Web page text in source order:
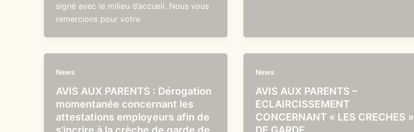
signé avec le milieu d’accueil. Nous vous
remercions pour votre
News
AVIS AUX PARENTS : Dérogation
momentanée concernant les
attestations employeurs afin de
News
AVIS AUX PARENTS –
ECLAIRCISSEMENT
CONCERNANT « LES CRECHES »